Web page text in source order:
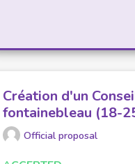
Création d'un
fontainebleau (18-
Official proposal